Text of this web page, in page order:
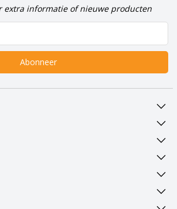
extra informatie of nieuwe producten
Abonneer